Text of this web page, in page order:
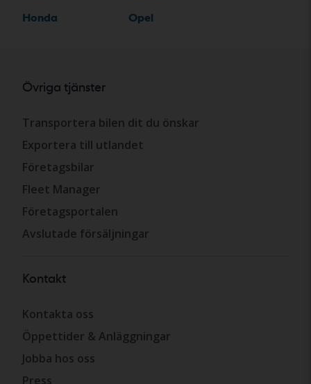
Honda
Opel
Övriga tjänster
Transportera bilen dit du önskar
Exportera till utlandet
Företagsbilar
Fleet Manager
Företagsportalen
Avslutade försäljningar
Kontakt
Kontakta oss
Öppettider & Anläggningar
Jobba hos oss
Press